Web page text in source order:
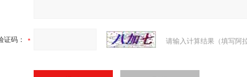
证码： 请输入计算结果（填写阿